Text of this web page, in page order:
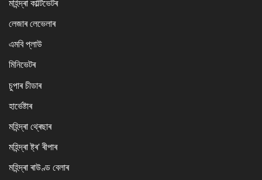
মহিন্দ্ৰা কাল্টিভেটৰ
লেজাৰ লেভেলাৰ
এমবি প্লাউ
মিনিভেটৰ
চুপাৰ চীডাৰ
হাৰ্ভেষ্টাৰ
মহিন্দ্ৰা থ্ৰেছাৰ
মহিন্দ্ৰা ষ্ট্ৰ' ৰীপাৰ
মহিন্দ্ৰা ৰাউণ্ড বেলাৰ